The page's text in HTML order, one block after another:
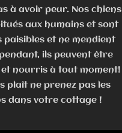
à avoir peur. Nos chiens
aux humains et sont
paisibles et ne mendient
ils peuvent être
et nourris à tout moment!
plaît ne prenez pas les
dans votre cottage !